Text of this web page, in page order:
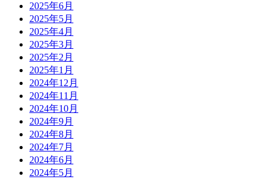
2025年6月
2025年5月
2025年4月
2025年3月
2025年2月
2025年1月
2024年12月
2024年11月
2024年10月
2024年9月
2024年8月
2024年7月
2024年6月
2024年5月